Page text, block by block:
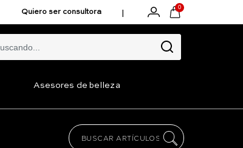
Quiero ser consultora | 0
Asesores de belleza